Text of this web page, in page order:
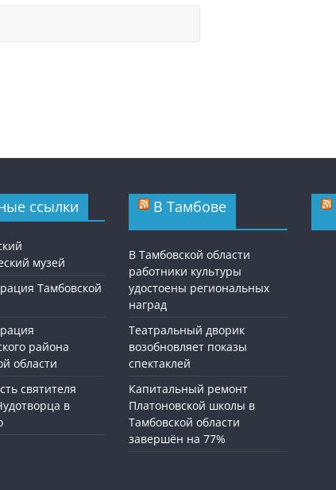
ссылки
музей
Тамбовской
района
области
святителя
в
В Тамбове
В Тамбовской области
работники культуры
удостоены региональных
наград
Театральный дворик
возобновляет показы
спектаклей
Капитальный ремонт
Платоновской школы в
Тамбовской области
завершён на 77%